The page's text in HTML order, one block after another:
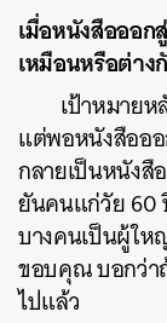
เมื่อหนังสือออ
เหมือนหรือต่าง
เป้าหมาย
แต่พอหนังสือออ
กลายเป็นหนังสื
ยันคนแก่วัย 60
บางคนเป็นผู้ให
ขอบคุณ บอกว่า
ไปแล้ว
ค้นหา